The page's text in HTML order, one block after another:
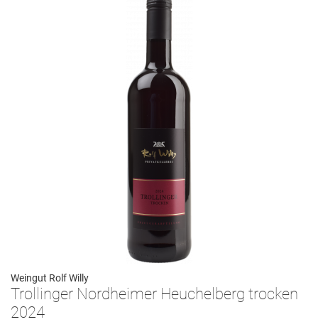
Weingut Rolf Willy
Trollinger Nordheimer Heuchelberg trocken
2024